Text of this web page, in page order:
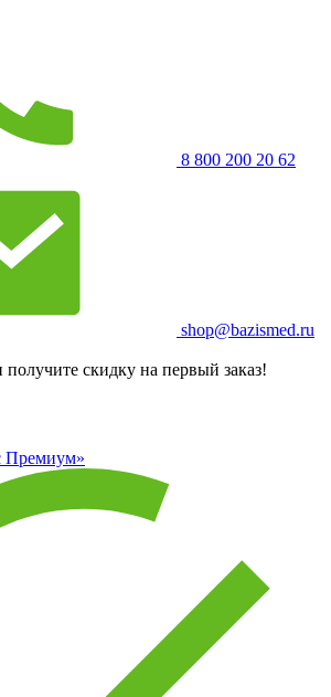
8 800 200 20 62
shop@bazismed.ru
получите скидку на первый заказ!
Премиум»